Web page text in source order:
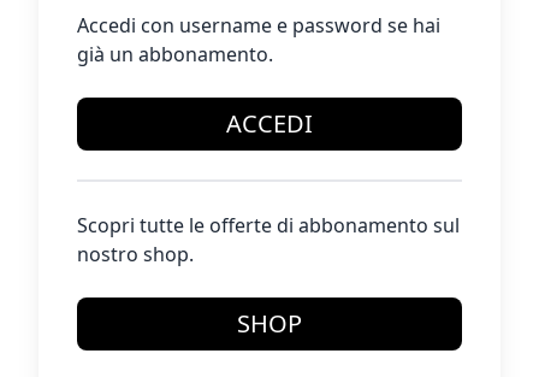
Accedi con username e password se hai
già un abbonamento.
ACCEDI
Scopri tutte le offerte di abbonamento sul
nostro shop.
SHOP